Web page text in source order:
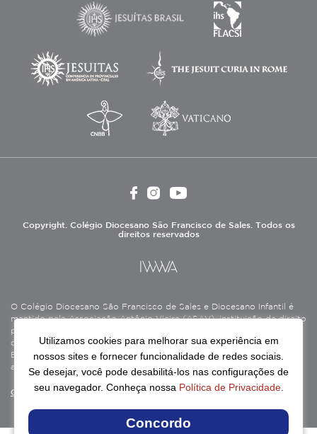
Copyright. Colégio Diocesano São Francisco de Sales. Todos os
direitos reservados
O Colégio Diocesano São Francisco de Sales e Diocesano Infantil é
mantido pela Associação Antônio Vieira (ASAV), instituição de direito
privado sem fins lucrativos, filantrópica, de natureza educativa,
cultural, assistencial e beneficente, certificada como Entidade
Beneficente de Assistência Social (CEBAS), nas áreas de educação e
assistência social.
Continue lendo
Utilizamos cookies para melhorar sua experiência em
nossos sites e fornecer funcionalidade de redes sociais.
Se desejar, você pode desabilitá-los nas configurações de
seu navegador. Conheça nossa Política de Privacidade.
Concordo